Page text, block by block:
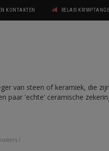
KONTAKTEN RELAIS
van steen of keramiek, die
paar 'echte' ceramische
/